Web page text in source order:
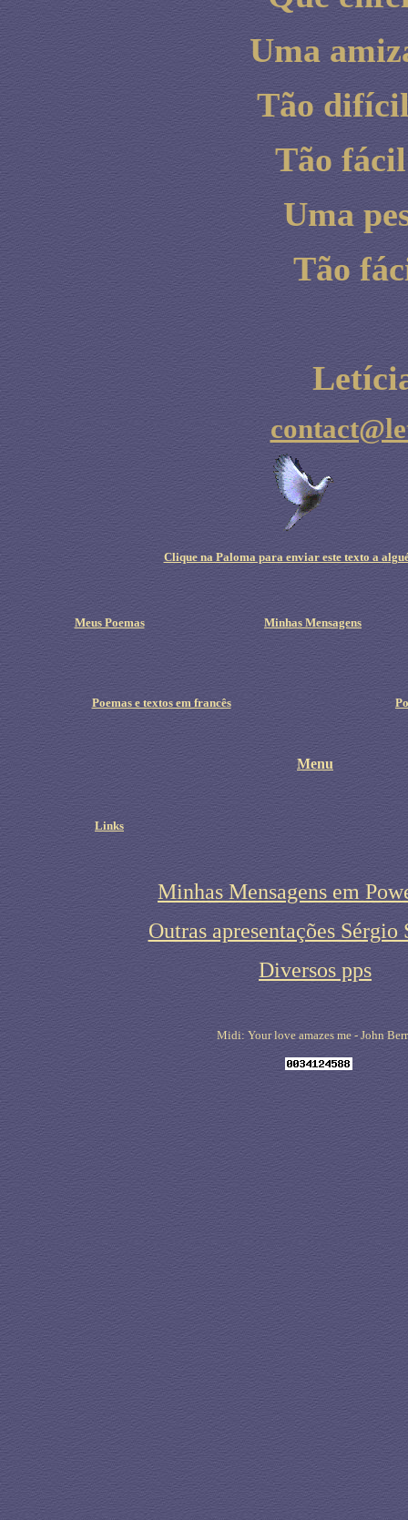
Uma
Tão difícil
Tão
Uma
Tão
Clique na Paloma para enviar este texto a
Meus Poemas Minhas Mensagens
Poemas e textos em francês
Menu
Links
Minhas Mensagens em
Outras apresentações
Diversos pps
Midi: Your love amazes me - John